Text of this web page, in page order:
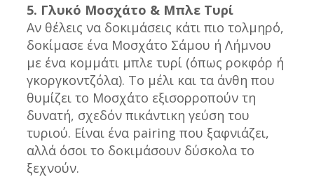
5. Γλυκό Μοσχάτο & Μπλε Τυρί
Αν θέλεις να δοκιμάσεις κάτι πιο τολμηρό,
δοκίμασε ένα Μοσχάτο Σάμου ή Λήμνου
με ένα κομμάτι μπλε τυρί (όπως ροκφόρ ή
γκοργκοντζόλα). Το μέλι και τα άνθη που
θυμίζει το Μοσχάτο εξισορροπούν τη
δυνατή, σχεδόν πικάντικη γεύση του
τυριού. Είναι ένα pairing που ξαφνιάζει,
αλλά όσοι το δοκιμάσουν δύσκολα το
ξεχνούν.